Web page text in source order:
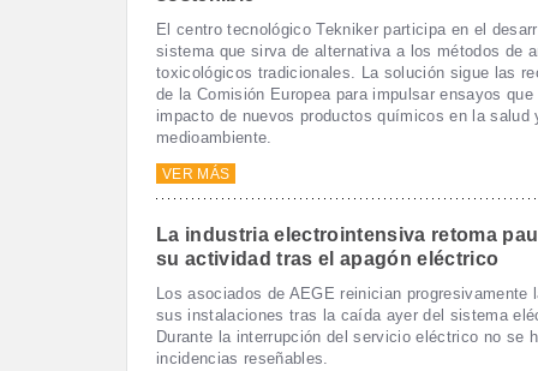
El centro tecnológico Tekniker participa en el
sistema que sirva de alternativa a los métodos de
toxicológicos tradicionales. La solución sigue las
de la Comisión Europea para impulsar ensayos
impacto de nuevos productos químicos en la salud
medioambiente.
VER MÁS
La industria electrointensiva retoma
su actividad tras el apagón eléctrico
Los asociados de AEGE reinician progresivamente
sus instalaciones tras la caída ayer del sistema
Durante la interrupción del servicio eléctrico no se
incidencias reseñables.